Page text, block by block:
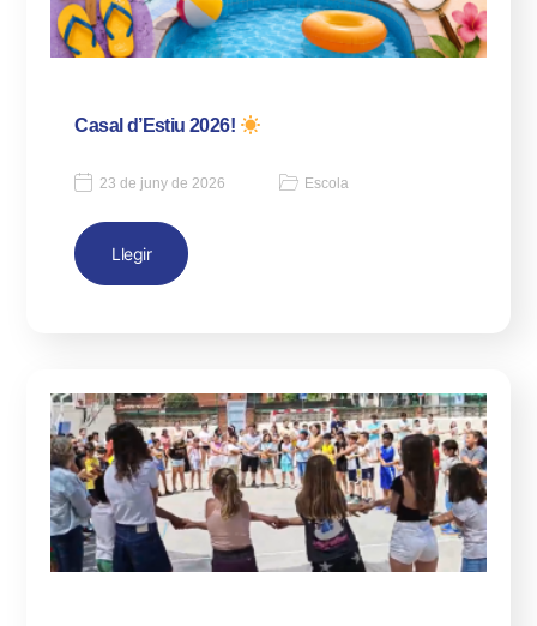
Casal d’Estiu 2026!
23 de juny de 2026 Escola
Llegir